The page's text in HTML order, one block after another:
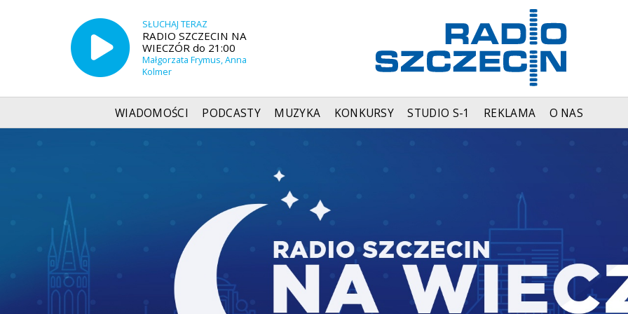
SŁUCHAJ TERAZ
RADIO SZCZECIN NA
WIECZÓR do 21:00
Małgorzata Frymus, Anna
Kolmer
WIADOMOŚCI PODCASTY MUZYKA KONKURSY STUDIO S-1 REKLAMA O NAS